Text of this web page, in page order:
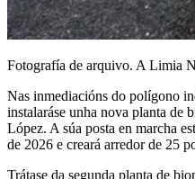
Fotografía de arquivo. A Limia
Nas inmediacións do polígono
instalaráse unha nova planta de
López. A súa posta en marcha
de 2026 e creará arredor de 25
Trátase da segunda planta de